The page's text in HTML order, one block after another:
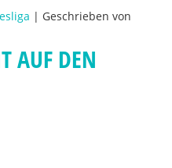
| Geschrieben von
AUF DEN